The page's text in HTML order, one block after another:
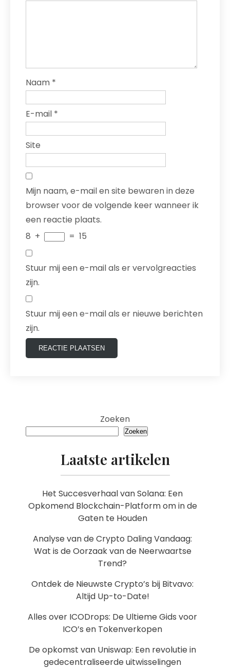
Naam *
E-mail *
Site
Mijn naam, e-mail en site bewaren in deze
browser voor de volgende keer wanneer ik
een reactie plaats.
8 + = 15
Stuur mij een e-mail als er vervolgreacties
zijn.
Stuur mij een e-mail als er nieuwe berichten
zijn.
Zoeken
Zoeken
Laatste artikelen
Het Succesverhaal van Solana: Een
Opkomend Blockchain-Platform om in de
Gaten te Houden
Analyse van de Crypto Daling Vandaag:
Wat is de Oorzaak van de Neerwaartse
Trend?
Ontdek de Nieuwste Crypto’s bij Bitvavo:
Altijd Up-to-Date!
Alles over ICODrops: De Ultieme Gids voor
ICO’s en Tokenverkopen
De opkomst van Uniswap: Een revolutie in
gedecentraliseerde uitwisselingen